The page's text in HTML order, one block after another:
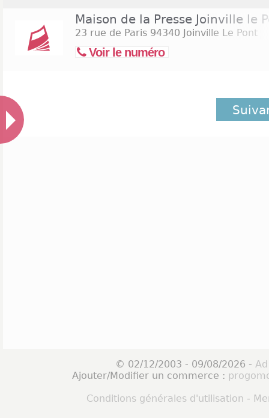
Maison de la Presse Joinville le
23 rue de Paris 94340 Joinville Le Pont
Voir le numéro
© 02/12/2003 - 09/08/2026 -
Ajouter/Modifier un commerce :
Conditions générales d'utilisation -